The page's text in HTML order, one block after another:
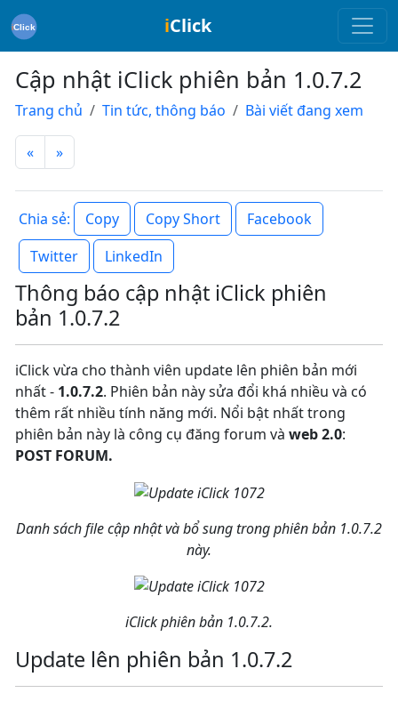
iClick
Cập nhật iClick phiên bản 1.0.7.2
Trang chủ Tin tức, thông báo Bài viết đang xem
« »
Chia sẻ: Copy Copy Short
Facebook
Twitter
LinkedIn
Thông báo cập nhật iClick phiên
bản 1.0.7.2
iClick vừa cho thành viên update lên phiên bản mới
nhất - 1.0.7.2. Phiên bản này sửa đổi khá nhiều và có
thêm rất nhiều tính năng mới. Nổi bật nhất trong
phiên bản này là công cụ đăng forum và web 2.0:
POST FORUM.
Danh sách file cập nhật và bổ sung trong phiên bản 1.0.7.2
này.
iClick phiên bản 1.0.7.2.
Update lên phiên bản 1.0.7.2